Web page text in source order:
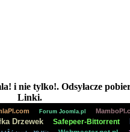
i nie tylko!. Odsyłacze
Linki.
Forum Joomla.pl
Drzewek| Safepeer-Bittorrent|